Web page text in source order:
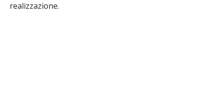
realizzazione.